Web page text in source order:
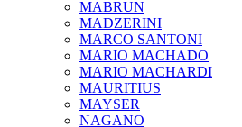
MABRUN
MADZERINI
MARCO SANTONI
MARIO MACHADO
MARIO MACHARDI
MAURITIUS
MAYSER
NAGANO